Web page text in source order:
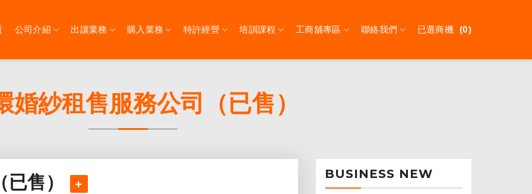
公司介紹 出讓業務 購入業務 特許經營 培訓課程 工商舖專區 聯絡我們 已選商機 0
婚紗租售服務公司（已售）
售） BUSINESS NEW